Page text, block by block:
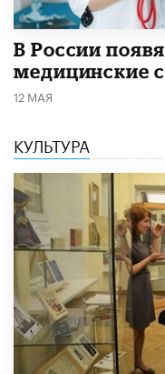
В России
медицинские
12 МАЯ
КУЛЬТУРА